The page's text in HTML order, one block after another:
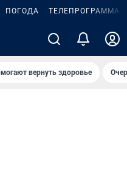
ПОГОДА ТЕЛЕПРОГРАММА
вернуть здоровье